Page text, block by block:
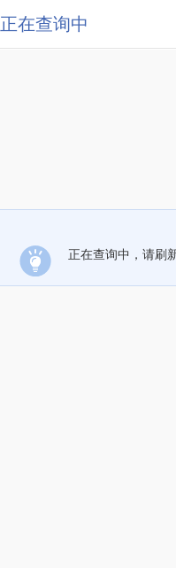
正在查询中
正在查询中，请刷